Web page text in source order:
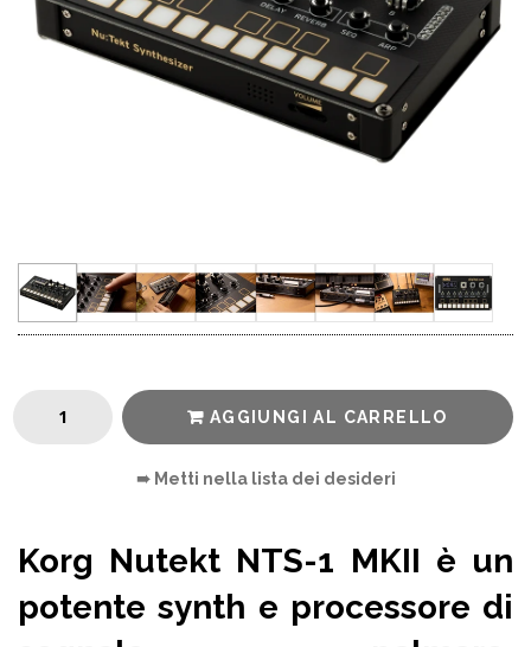
AGGIUNGI AL CARRELLO
➠ Metti nella lista dei desideri
Korg Nutekt NTS-1 MKII è un
potente synth e processore di